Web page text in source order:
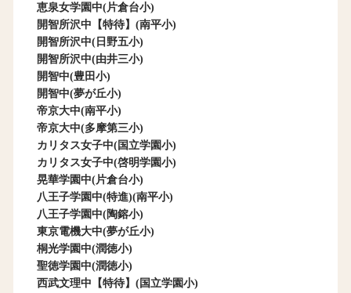
恵泉女学園中(片倉台小)
開智所沢中【特待】(南平小)
開智所沢中(日野五小)
開智所沢中(由井三小)
開智中(豊田小)
開智中(夢が丘小)
帝京大中(南平小)
帝京大中(多摩第三小)
カリタス女子中(国立学園小)
カリタス女子中(啓明学園小)
晃華学園中(片倉台小)
八王子学園中(特進)(南平小)
八王子学園中(陶鎔小)
東京電機大中(夢が丘小)
桐光学園中(潤徳小)
聖徳学園中(潤徳小)
西武文理中【特待】(国立学園小)